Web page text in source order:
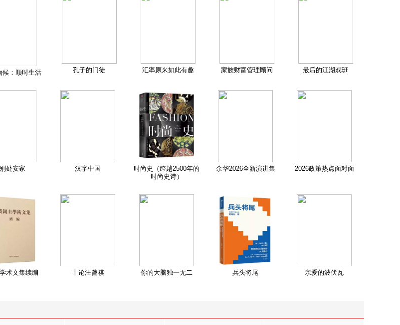
候：顺时生活 孔子的门徒 汇率原来如此有趣 家族财富管理顾问 最后的江湖戏班
处安家 汉字中国
时尚史（跨越2500年的
时尚史诗）
余华2026全新演讲集 2026政策热点面对面
术文集续编 十论汪曾祺 你的大脑独一无二 兵头将尾 亲爱的波伏瓦